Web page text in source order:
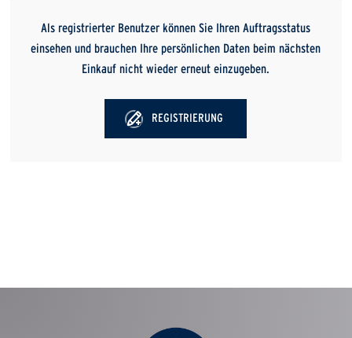
Als registrierter Benutzer können Sie Ihren Auftragsstatus
einsehen und brauchen Ihre persönlichen Daten beim nächsten
Einkauf nicht wieder erneut einzugeben.
REGISTRIERUNG